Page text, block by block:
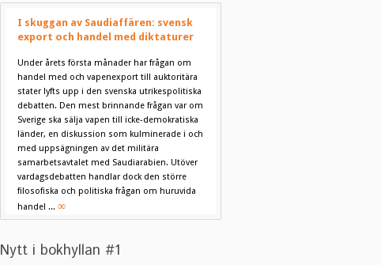
I skuggan av Saudiaffären: svensk
export och handel med diktaturer
Under årets första månader har frågan om
handel med och vapenexport till auktoritära
stater lyfts upp i den svenska utrikespolitiska
debatten. Den mest brinnande frågan var om
Sverige ska sälja vapen till icke-demokratiska
länder, en diskussion som kulminerade i och
med uppsägningen av det militära
samarbetsavtalet med Saudiarabien. Utöver
vardagsdebatten handlar dock den större
filosofiska och politiska frågan om huruvida
handel ... ∞
Nytt i bokhyllan #1